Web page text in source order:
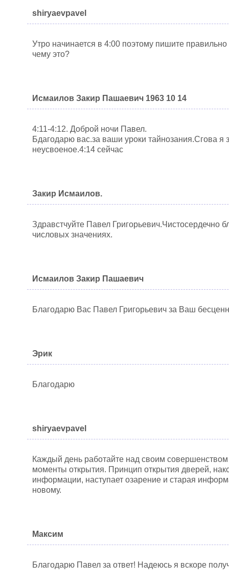
shiryaevpavel
Утро начинается в 4:00 поэтому пишите
чему это?
Исмаилов Закир Пашаевич 1963 10 14
4:11-4:12. Доброй ночи Павел.
Бдагодарю вас.за ваши уроки тайнозания.Сгова я
неусвоеное.4:14 сейчас
Закир Исмаилов.
Здравстчуйте Павел Григорьевич.Чистосердечно
числовых значениях.
Исмаилов Закир Пашаевич
Благодарю Вас Павел Григорьевич за Ваш
Эрик
Благодарю
shiryaevpavel
Каждый день работайте над своим
моменты открытия. Принцип открытия дверей,
информации, наступает озарение и старая
новому.
Максим
Благодарю Павел за ответ! Надеюсь я вскоре